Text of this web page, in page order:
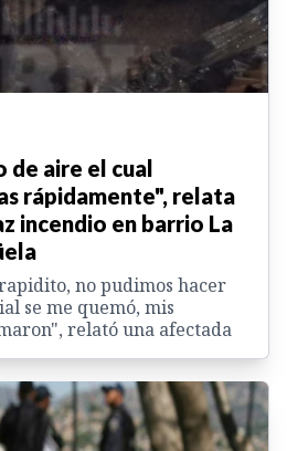
de aire el cual
rápidamente", relata
incendio en barrio La
no pudimos hacer
se me quemó, mis
relató una afectada